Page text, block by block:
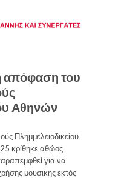
απόφαση του
Αθηνών
Πλημμελειοδικείου
κρίθηκε αθώος
για να
μουσικής εκτός